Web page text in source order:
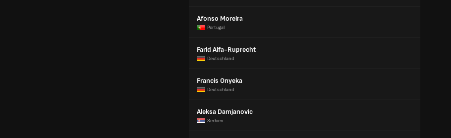
Afonso Moreira
Portugal
Farid Alfa-Ruprecht
Deutschland
Francis Onyeka
Deutschland
Aleksa Damjanovic
Serbien